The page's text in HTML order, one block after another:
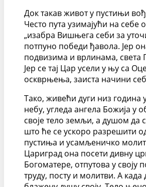
Док такав живот у пустињи
Често пута узимајући на
„изабра Вишњега себи за
потпуно победи ђавола. Јер
подвизима и врлинама, света
Јер се тај Цар усели у њу са
оскврњења, заиста начини
Тако, живећи дуги низ година
небу, угледа ангела Божија у
своје тело земљи, а душом да
што ће се ускоро разрешити
пустиња и усамљеничко
Цариград она посети дивну
Богоматере, отпутова у
труду, посту и молитви. А